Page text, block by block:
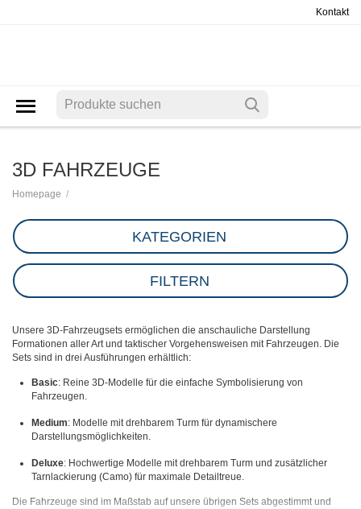
Kontakt
3D FAHRZEUGE
Homepage /
KATEGORIEN
FILTERN
Unsere 3D-Fahrzeugsets ermöglichen die anschauliche Darstellung
Formationen aller Art und taktischer Vorgehensweisen mit Fahrzeugen. Die
Sets sind in drei Ausführungen erhältlich:
Basic: Reine 3D-Modelle für die einfache Symbolisierung von
Fahrzeugen.
Medium: Modelle mit drehbarem Turm für dynamischere
Darstellungsmöglichkeiten.
Deluxe: Hochwertige Modelle mit drehbarem Turm und zusätzlicher
Tarnlackierung (Camo) für maximale Detailtreue.
Die Fahrzeuge sind im Maßstab auf unsere übrigen Sets abgestimmt und